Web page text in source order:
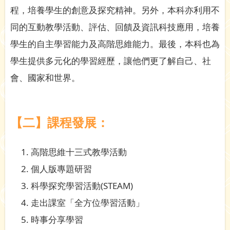
程，培養學生的創意及探究精神。另外，本科亦利用不
同的互動教學活動、評估、回饋及資訊科技應用，培養
學生的自主學習能力及高階思維能力。 最後，本科也為
學生提供多元化的學習經歷，讓他們更了解自己、社
會、國家和世界。
【二】課程發展：
高階思維十三式教學活動
個人版專題研習
科學探究學習活動(STEAM)
走出課室「全方位學習活動」
時事分享學習